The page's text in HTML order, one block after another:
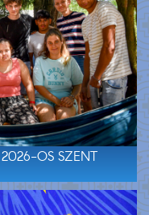
OS SZENT